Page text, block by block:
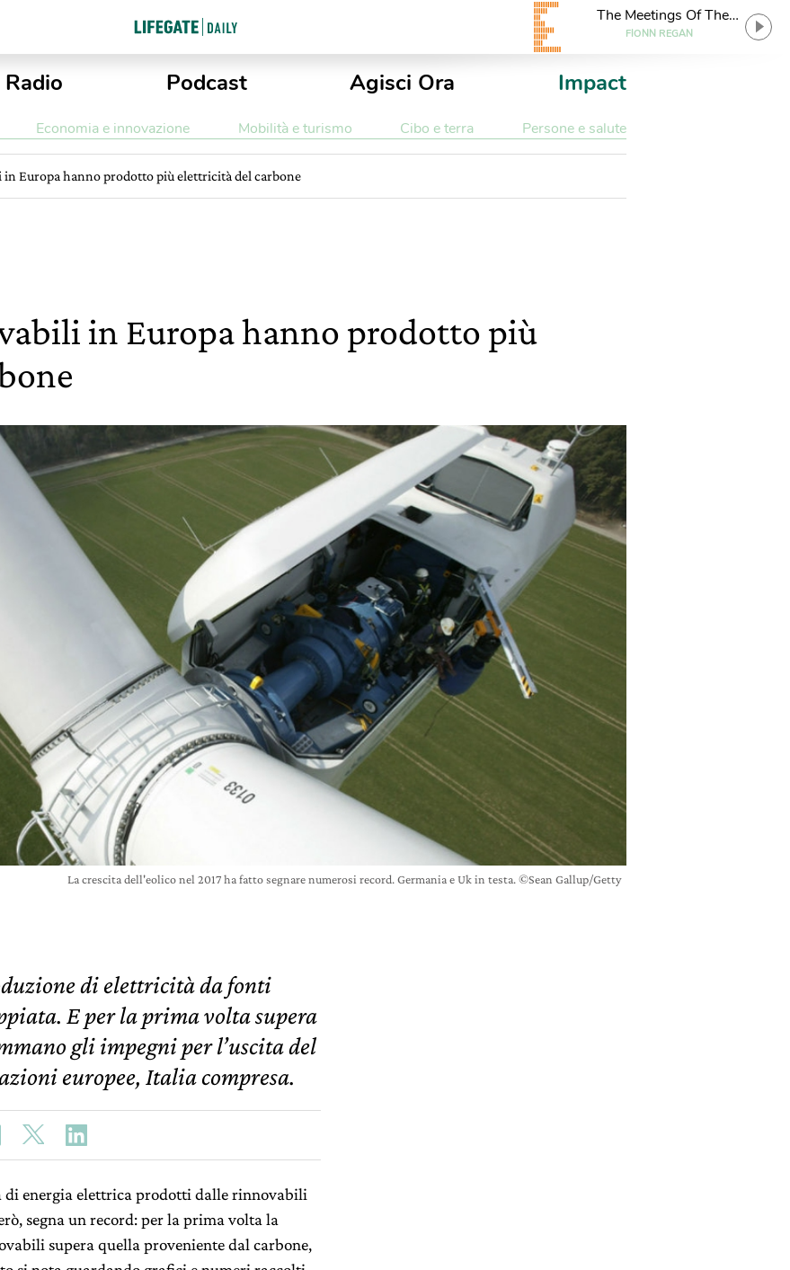
The Meetings Of The
Waters
FIONN REGAN
Radio Podcast Agisci Ora Impact
Economia e innovazione Mobilità e turismo Cibo e terra Persone e salute
in Europa hanno prodotto più elettricità del carbone
in Europa hanno prodotto più
La crescita dell'eolico nel 2017 ha fatto segnare numerosi record. Germania e Uk in testa. ©Sean Gallup/Getty
di elettricità da fonti
E per la prima volta supera
gli impegni per l’uscita del
europee, Italia compresa.
di energia elettrica prodotti dalle rinnovabili
segna un record: per la prima volta la
supera quella proveniente dal carbone,